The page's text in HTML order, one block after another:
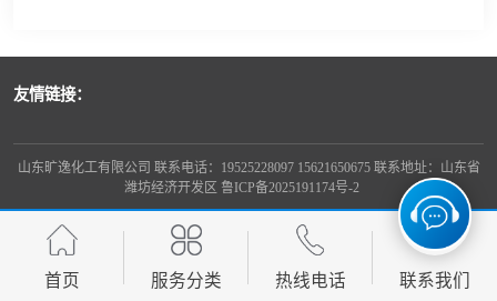
友情链接：
山东旷逸化工有限公司 联系电话：19525228097 15621650675 联系地址：山东省
潍坊经济开发区 鲁ICP备2025191174号-2
首页 服务分类 热线电话 联系我们